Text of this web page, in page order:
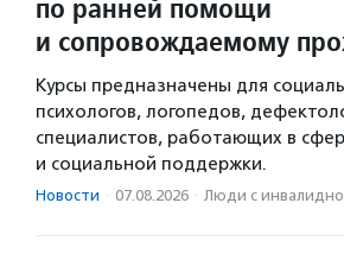
и сопровождаемому
Курсы предназначены для
психологов, логопедов,
специалистов, работающих в
и социальной поддержки.
Новости · 07.08.2026 · Люди с